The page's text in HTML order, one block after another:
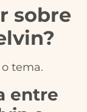
sobre
tema.
entre